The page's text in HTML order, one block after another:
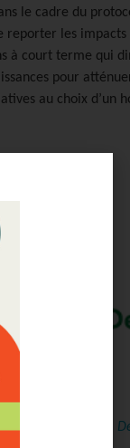
le cadre du
reporter les
à court terme qui
pour
au choix d’un